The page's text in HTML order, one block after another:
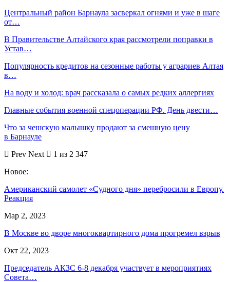
Центральный район Барнаула засверкал огнями и уже в шаге
от…
В Правительстве Алтайского края рассмотрели поправки в
Устав…
Популярность кредитов на сезонные работы у аграриев Алтая
в…
На воду и холод: врач рассказала о самых редких аллергиях
Главные события военной спецоперации РФ. День двести…
Что за чешскую малышку продают за смешную цену
в Барнауле
Prev Next
1 из 2 347
Новое:
Американский самолет «Судного дня» перебросили в Европу.
Реакция
Мар 2, 2023
В Москве во дворе многоквартирного дома прогремел взрыв
Окт 22, 2023
Председатель АКЗС 6-8 декабря участвует в мероприятиях
Совета…